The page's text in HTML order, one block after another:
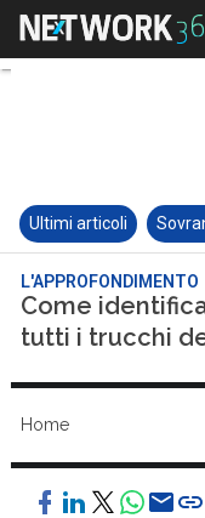
Ultimi articoli
L'APPROFONDIMENTO
Come
tutti i trucchi
Home